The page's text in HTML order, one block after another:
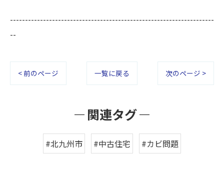
--------------------------------------------------------------------
--
< 前のページ 一覧に戻る 次のページ >
関連タグ
#北九州市 #中古住宅 #カビ問題